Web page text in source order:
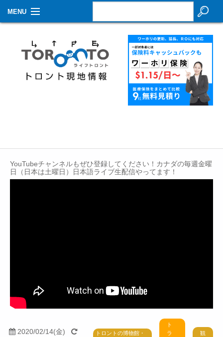
MENU
生活情報
その他
Contact
YouTubeチャンネルもぜひ登録してください！カナダの毎週金曜
日（日本は土曜日）日本語ライブ生配信やってます！
2020/02/14(金)
トロントの博物館・
ト
ラ
観